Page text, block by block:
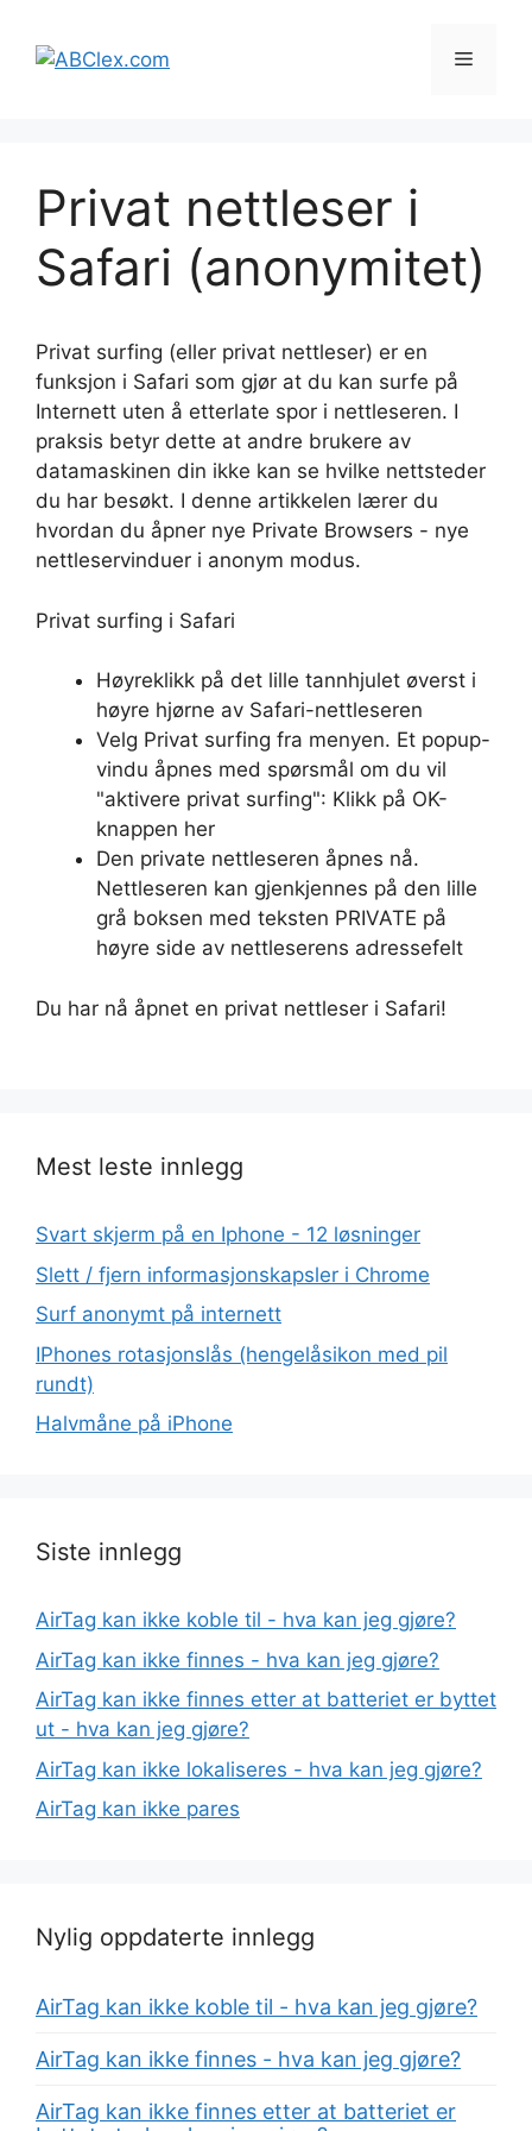
innhold
Meny
Privat nettleser i
Safari (anonymitet)
Privat surfing (eller privat nettleser) er en
funksjon i Safari som gjør at du kan surfe på
Internett uten å etterlate spor i nettleseren. I
praksis betyr dette at andre brukere av
datamaskinen din ikke kan se hvilke nettsteder
du har besøkt. I denne artikkelen lærer du
hvordan du åpner nye Private Browsers - nye
nettleservinduer i anonym modus.
Privat surfing i Safari
Høyreklikk på det lille tannhjulet øverst i
høyre hjørne av Safari-nettleseren
Velg Privat surfing fra menyen. Et popup-
vindu åpnes med spørsmål om du vil
"aktivere privat surfing": Klikk på OK-
knappen her
Den private nettleseren åpnes nå.
Nettleseren kan gjenkjennes på den lille
grå boksen med teksten PRIVATE på
høyre side av nettleserens adressefelt
Du har nå åpnet en privat nettleser i Safari!
Mest leste innlegg
Svart skjerm på en Iphone - 12 løsninger
Slett / fjern informasjonskapsler i Chrome
Surf anonymt på internett
IPhones rotasjonslås (hengelåsikon med pil
rundt)
Halvmåne på iPhone
Siste innlegg
AirTag kan ikke koble til - hva kan jeg gjøre?
AirTag kan ikke finnes - hva kan jeg gjøre?
AirTag kan ikke finnes etter at batteriet er byttet
ut - hva kan jeg gjøre?
AirTag kan ikke lokaliseres - hva kan jeg gjøre?
AirTag kan ikke pares
Nylig oppdaterte innlegg
AirTag kan ikke koble til - hva kan jeg gjøre?
AirTag kan ikke finnes - hva kan jeg gjøre?
AirTag kan ikke finnes etter at batteriet er